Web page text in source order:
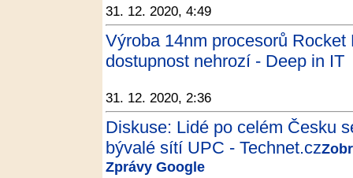
31. 12. 2020, 4:49
Výroba 14nm procesorů
dostupnost nehrozí - Deep in IT
31. 12. 2020, 2:36
Diskuse: Lidé po celém Česku
bývalé sítí UPC - Technet.cz
Zprávy Google